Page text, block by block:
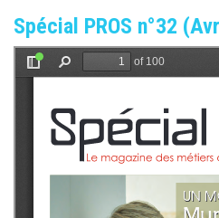
Spécial PROS n°32